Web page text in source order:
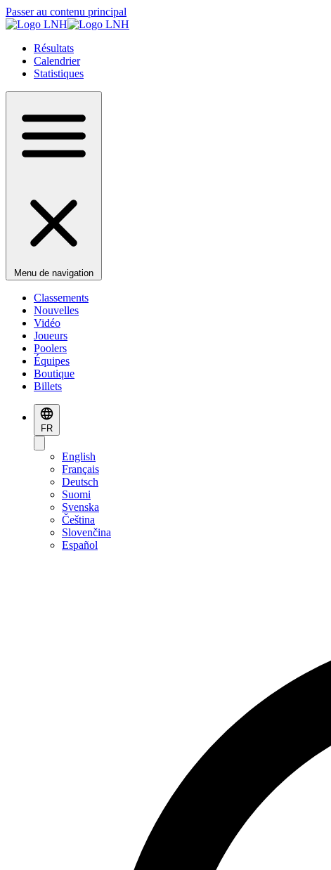
Passer au contenu principal
Résultats
Calendrier
Statistiques
Menu de navigation
Classements
Nouvelles
Vidéo
Joueurs
Poolers
Équipes
Boutique
Billets
FR
English
Français
Deutsch
Suomi
Svenska
Čeština
Slovenčina
Español